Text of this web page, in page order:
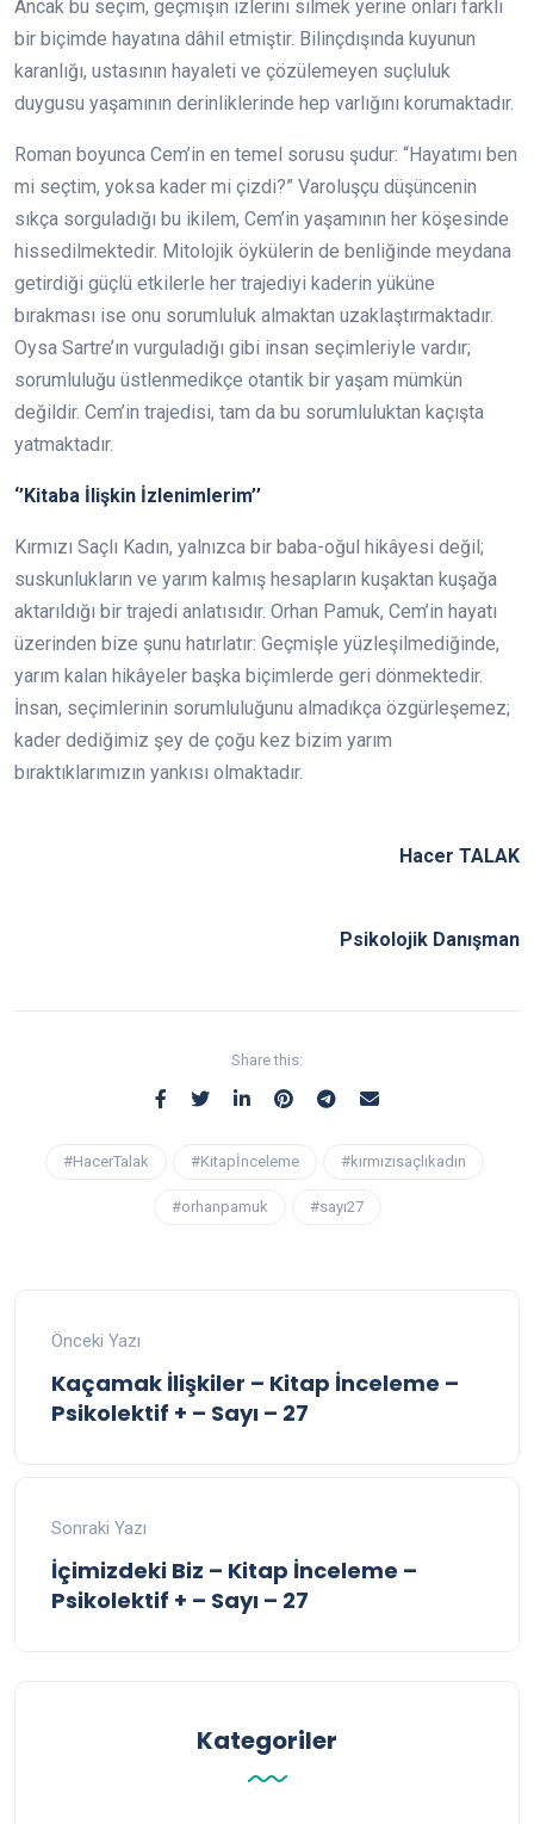
Ancak bu seçim, geçmişin izlerini silmek yerine onları farklı
bir biçimde hayatına dâhil etmiştir. Bilinçdışında kuyunun
karanlığı, ustasının hayaleti ve çözülemeyen suçluluk
duygusu yaşamının derinliklerinde hep varlığını korumaktadır.
Roman boyunca Cem’in en temel sorusu şudur: “Hayatımı ben
mi seçtim, yoksa kader mi çizdi?” Varoluşçu düşüncenin
sıkça sorguladığı bu ikilem, Cem’in yaşamının her köşesinde
hissedilmektedir. Mitolojik öykülerin de benliğinde meydana
getirdiği güçlü etkilerle her trajediyi kaderin yüküne
bırakması ise onu sorumluluk almaktan uzaklaştırmaktadır.
Oysa Sartre’ın vurguladığı gibi insan seçimleriyle vardır;
sorumluluğu üstlenmedikçe otantik bir yaşam mümkün
değildir. Cem’in trajedisi, tam da bu sorumluluktan kaçışta
yatmaktadır.
‘’Kitaba İlişkin İzlenimlerim’’
Kırmızı Saçlı Kadın, yalnızca bir baba-oğul hikâyesi değil;
suskunlukların ve yarım kalmış hesapların kuşaktan kuşağa
aktarıldığı bir trajedi anlatısıdır. Orhan Pamuk, Cem’in hayatı
üzerinden bize şunu hatırlatır: Geçmişle yüzleşilmediğinde,
yarım kalan hikâyeler başka biçimlerde geri dönmektedir.
İnsan, seçimlerinin sorumluluğunu almadıkça özgürleşemez;
kader dediğimiz şey de çoğu kez bizim yarım
bıraktıklarımızın yankısı olmaktadır.
Hacer TALAK
Psikolojik Danışman
Share this:
#HacerTalak #Kitapİnceleme #kırmızısaçlıkadın
#orhanpamuk #sayı27
Önceki Yazı
Kaçamak İlişkiler – Kitap İnceleme –
Psikolektif + – Sayı – 27
Sonraki Yazı
İçimizdeki Biz – Kitap İnceleme –
Psikolektif + – Sayı – 27
Kategoriler